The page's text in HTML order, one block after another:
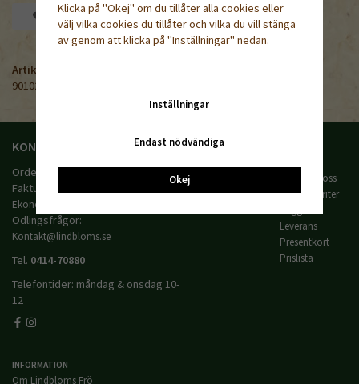
Spara som favorit
Artikelnummer:
901024
KONTAKTA OSS
Orderfrågor:
Fakturafrågor:
Ekonomi@lindbloms.se
Odlingsfrågor:
Kontakt@lindbloms.se
Tel. 0414-70880
Telefontider: måndag & onsdag 10-
12
Kontakta oss
Mina favoriter
Leverans
Presentkort
Prislista
INFORMATION
Om Lindbloms Frö
Klicka på "Okej" om du tillåter alla cookies eller
välj vilka cookies du tillåter och vilka du vill stänga
av genom att klicka på "Inställningar" nedan.
Inställningar
Endast nödvändiga
Okej